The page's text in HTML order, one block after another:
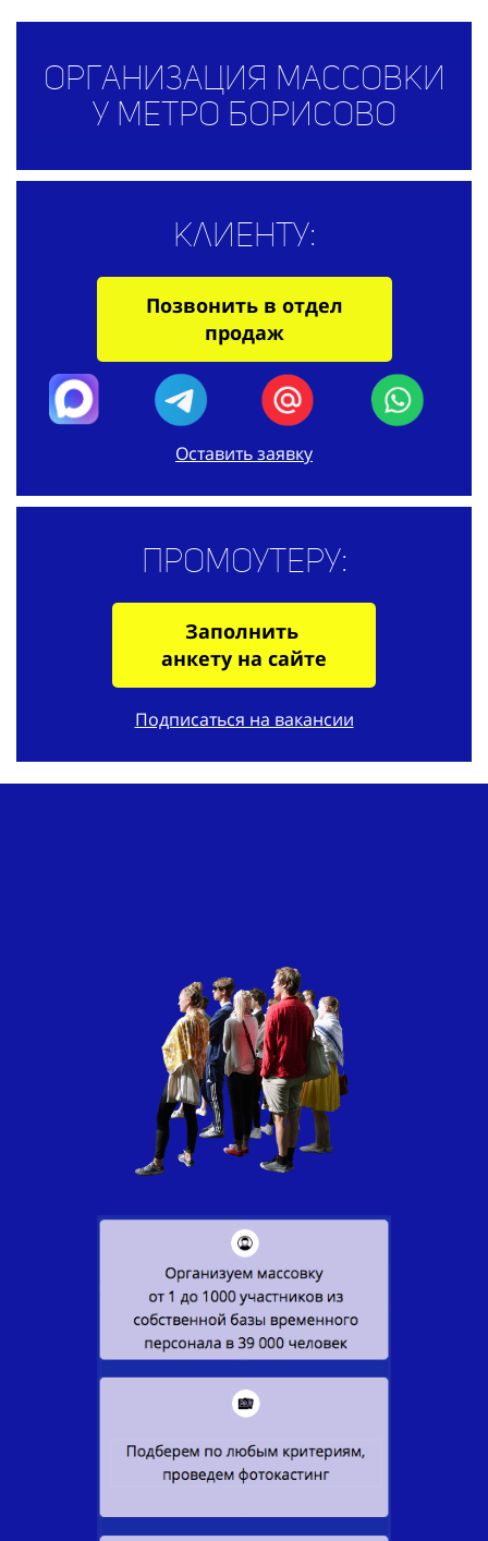
Организация массовки
у метро Борисово
Клиенту:
Позвонить в отдел
продаж
Оставить заявку
Промоутеру:
Заполнить
анкету на сайте
Подписаться на вакансии